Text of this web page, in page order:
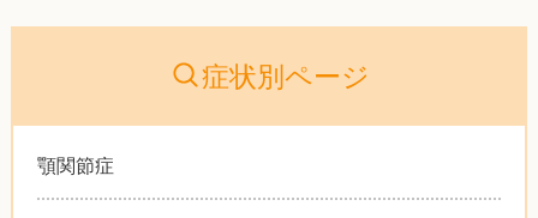
症状別ページ
顎関節症